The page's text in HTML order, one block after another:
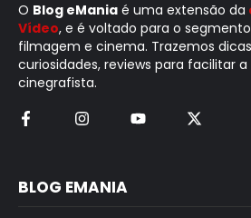
O Blog eMania é uma extensão da
Vídeo, e é voltado para o
filmagem e cinema. Trazemos
curiosidades, reviews para facilitar
cinegrafista.
BLOG EMANIA